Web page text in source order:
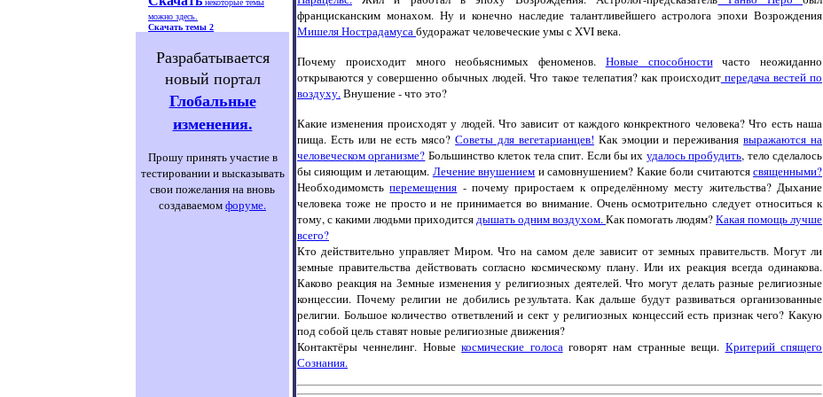
можно здесь.
Скачать темы 2
Разрабатывается
новый портал
Глобальные
изменения.
Прошу принять участие в
тестировании и высказывать
свои пожелания на вновь
создаваемомфоруме.
францисканским монахом. Ну и конечно наследие талантливейшего астролога эпохи Возрождения
Мишеля Нострадамусабудоражат человеческие умы с XVI века.
Почему происходит много необьяснимых феноменов. Новые способностичасто неожиданно
открываются у совершенно обычных людей. Что такое телепатия? как происходитпередача вестей по
воздуху.Внушение - что это?
Какие изменения происходят у людей. Что зависит от каждого конкректного человека? Что есть наша
пища. Есть или не есть мясо?Советы для вегетарианцев! Как эмоции и переживаниявыражаются на
человеческом организме? Большинство клеток тела спит. Если бы их удалось пробудить, тело сделалось
бы сияющим и летающим. Лечение внушением и самовнушением? Какие боли считаютсясвященными?
Необходимомстьперемещения - почему приростаем к определённому месту жительства? Дыхание
человека тоже не просто и не принимается во внимание. Очень осмотрительно следует относиться к
тому, с какими людьми приходитсядышать одним воздухом.Как помогать людям?Какая помощь лучше
всего?
Кто действительно управляет Миром. Что на самом деле зависит от земных правительств. Могут ли
земные правительства действовать согласно космическому плану. Или их реакция всегда одинакова.
Каково реакция на Земные изменения у религиозных деятелей. Что могут делать разные религиозные
концессии. Почему религии не добились результата. Как дальше будут развиваться организованные
религии. Большое количество ответвлений и сект у религиозных концессий есть признак чего? Какую
под собой цель ставят новые религиозные движения?
Контактёры ченнелинг. Новыекосмические голосаговорят нам странные вещи. Критерий спящего
Сознания.